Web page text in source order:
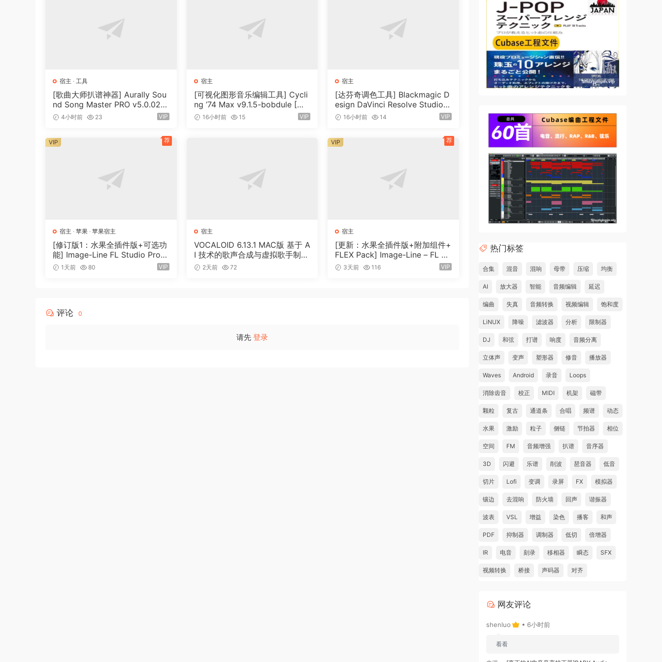
and ACID Loop Collections are arranged by genre and offer a massive number of samples, in countless
instruments and various pitches.
Impressive new features Samplitude Music Studio X8
tried-and-true functions and innovative new tools to get you producing professional songs in no time at all.
• EQ116 – professional equalizer
• Improved AUX routing
• Advanced track copy function
• wizardFX Suite
• coreFX Delay
• 32 Vita instruments
宿主 · 工具
[歌曲大师扒谱神器] Aurally Sou
nd Song Master PRO v5.0.02
[WiN]（355MB）
4小时前 23 VIP
宿主
[可视化图形音乐编辑工具] Cycli
ng ’74 Max v9.1.5-bobdule [Wi
N]（724MB）
16小时前 15 VIP
宿主
[达芬奇调色工具] Blackmagic D
esign DaVinci Resolve Studio 2
1.0.4 Build 5 x64-R2R [WiN]
16小时前 14 VIP
宿主 · 苹果 · 苹果宿主
[修订版1：水果全插件版+可选功
能] Image-Line FL Studio Prod
ucer Edition v26.1.3.5336 (All P
1天前 80 VIP
VIP 荐
宿主
VOCALOID 6.13.1 MAC版 基于 A
I 技术的歌声合成与虚拟歌手制作
软件 43套音色
2天前 72
宿主
[更新：水果全插件版+附加组件+
FLEX Pack] Image-Line – FL St
udio Producer Edition v26.1.3 B
3天前 116 VIP
VIP 荐
评论 0
请先 登录
热门标签
合集 混音 混响 母带 压缩 均衡
AI 放大器 智能 音频编辑 延迟
编曲 失真 音频转换 视频编辑 饱和度
LiNUX 降噪 滤波器 分析 限制器
DJ 和弦 打谱 响度 音频分离
立体声 变声 塑形器 修音 播放器
Waves Android 录音 Loops
消除齿音 校正 MIDI 机架 磁带
颗粒 复古 通道条 合唱 频谱 动态
水果 激励 粒子 侧链 节拍器 相位
空间 FM 音频增强 扒谱 音序器
3D 闪避 乐谱 削波 琶音器 低音
切片 Lofi 变调 录屏 FX 模拟器
镶边 去混响 防火墙 回声 谐振器
波表 VSL 增益 染色 播客 和声
PDF 抑制器 调制器 低切 倍增器
IR 电音 刻录 移相器 瞬态 SFX
视频转换 桥接 声码器 对齐
网友评论
shenluo • 6小时前
看看